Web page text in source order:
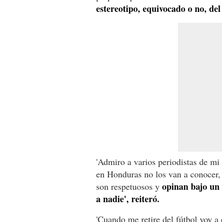
estereotipo, equivocado o no,
'Admiro a varios periodistas de
en Honduras no los van a
son respetuosos y opinan bajo
a nadie', reiteró.
'Cuando me retire del fútbol voy